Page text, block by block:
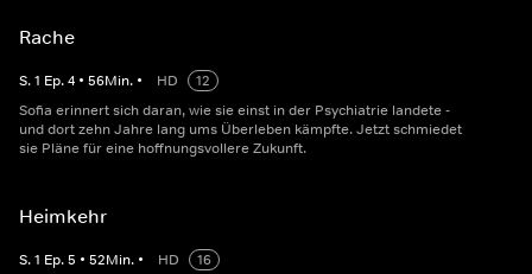
Rache
S.1 Ep.4 • 56Min. • HD
12
Sofia erinnert sich daran, wie sie einst in der Psychiatrie landete -
und dort zehn Jahre lang ums Überleben kämpfte. Jetzt schmiedet
sie Pläne für eine hoffnungsvollere Zukunft.
Heimkehr
S.1 Ep.5 • 52Min. • HD 16